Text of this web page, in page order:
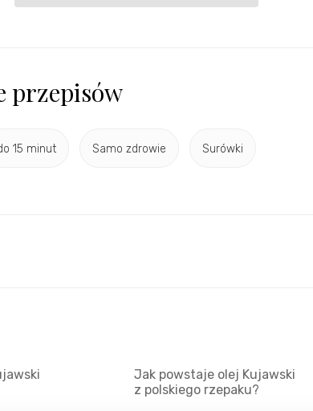
przepisów
15 minut Samo zdrowie Surówki
Jak powstaje olej Kujawski
z polskiego rzepaku?